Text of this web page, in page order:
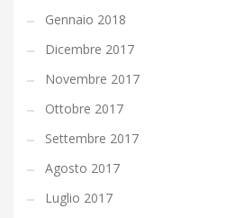
Gennaio 2018
Dicembre 2017
Novembre 2017
Ottobre 2017
Settembre 2017
Agosto 2017
Luglio 2017